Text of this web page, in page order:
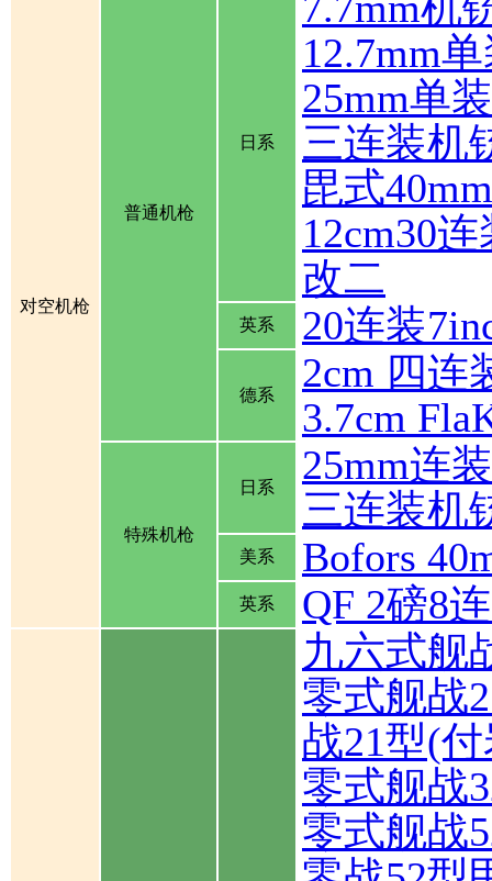
对空机枪
普通机枪
日系
12.7mm
25mm单
三连装机
毘式
12cm30
改二
英系 20连装
德系
2cm 四连
3.7cm
特殊机枪
日系
25mm连
三连装机
美系 Bofors
英系 QF 2磅8
九六式舰
零式舰战
战21型(
零式舰战
零式舰战